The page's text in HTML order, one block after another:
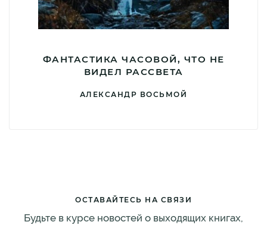
ФАНТАСТИКА ЧАСОВОЙ, ЧТО НЕ
ВИДЕЛ РАССВЕТА
АЛЕКСАНДР ВОСЬМОЙ
ОСТАВАЙТЕСЬ НА СВЯЗИ
Будьте в курсе новостей о выходящих книгах,